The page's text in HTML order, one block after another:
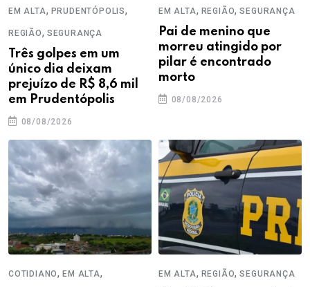
EM ALTA, PRUDENTÓPOLIS,
REGIÃO, SEGURANÇA
Três golpes em um
único dia deixam
prejuízo de R$ 8,6 mil
em Prudentópolis
08/08/2026
EM ALTA, REGIÃO,SEGURANÇA
Pai de menino que
morreu atingido por
pilar é encontrado
morto
08/08/2026
COTIDIANO,EM ALTA, EM ALTA, REGIÃO,SEGURANÇA